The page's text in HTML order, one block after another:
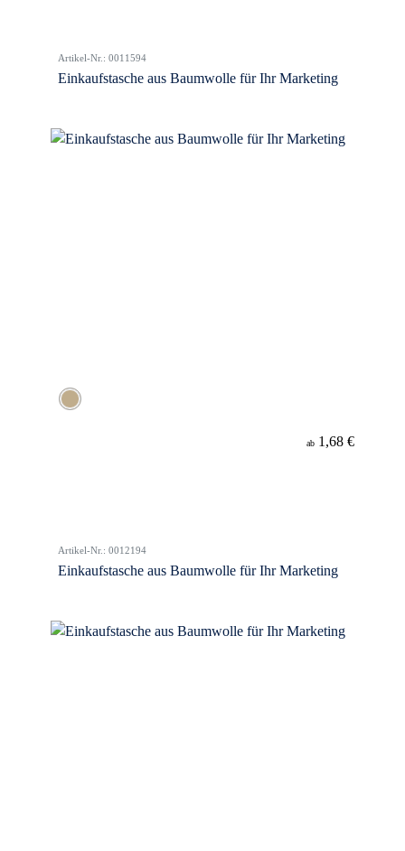
Artikel-Nr.: 0011594
Einkaufstasche aus Baumwolle für Ihr Marketing
ab 1,68 €
Artikel-Nr.: 0012194
Einkaufstasche aus Baumwolle für Ihr Marketing